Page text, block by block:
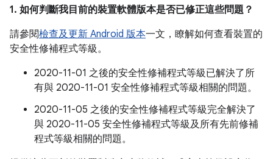
1. 如何判斷我目前的裝置軟體版本是否已修正這些問題？
請參閱檢查及更新 Android 版本一文，瞭解如何查看裝置的
安全性修補程式等級。
2020-11-01 之後的安全性修補程式等級已解決了所
有與 2020-11-01 安全性修補程式等級相關的問題。
2020-11-05 之後的安全性修補程式等級完全解決了
與 2020-11-05 安全性修補程式等級及所有先前修補
程式等級相關的問題。